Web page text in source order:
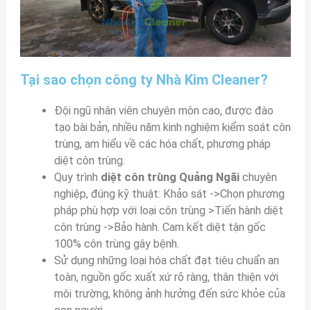
Tại sao chọn công ty Nhà Kim Cleaner?
Đội ngũ nhân viên chuyên môn cao, được đào
tạo bài bản, nhiều năm kinh nghiệm kiểm soát côn
trùng, am hiểu về các hóa chất, phương pháp
diệt côn trùng.
Quy trình diệt côn trùng Quảng Ngãi chuyên
nghiệp, đúng kỹ thuật: Khảo sát ->Chọn phương
pháp phù hợp với loại côn trùng >Tiến hành diệt
côn trùng ->Bảo hành. Cam kết diệt tận gốc
100% côn trùng gây bệnh.
Sử dụng những loại hóa chất đạt tiêu chuẩn an
toàn, nguồn gốc xuất xứ rõ ràng, thân thiện với
môi trường, không ảnh hưởng đến sức khỏe của